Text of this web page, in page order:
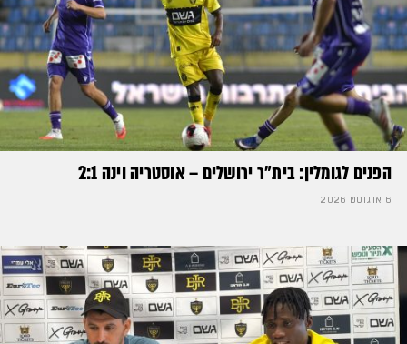
הפנים לגומלין: בית״ר ירושלים – אוסטריה וינה 2:1
6 אוגוסט 2026